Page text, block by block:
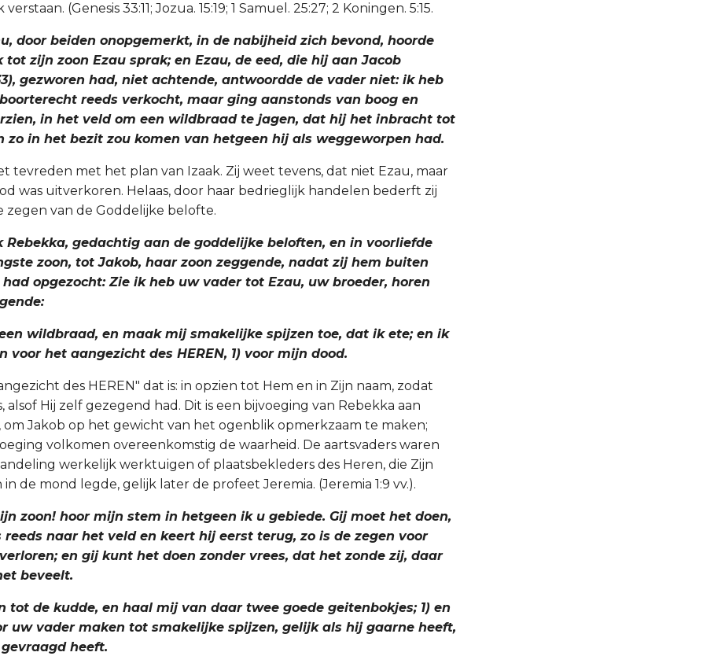
(Genesis 33:11; Jozua. 15:19; 1 Samuel. 25:27; 2 Koningen. 5:15.
door beiden onopgemerkt, in de nabijheid zich bevond, hoorde
tot zijn zoon Ezau sprak; en Ezau, de eed, die hij aan Jacob
gezworen had, niet achtende, antwoordde de vader niet: ik heb
reeds verkocht, maar ging aanstonds van boog en
in het veld om een wildbraad te jagen, dat hij het inbracht tot
zo in het bezit zou komen van hetgeen hij als weggeworpen had.
tevreden met het plan van Izaak. Zij weet tevens, dat niet Ezau, maar
was uitverkoren. Helaas, door haar bedrieglijk handelen bederft zij
zegen van de Goddelijke belofte.
Rebekka, gedachtig aan de goddelijke beloften, en in voorliefde
zoon, tot Jakob, haar zoon zeggende, nadat zij hem buiten
opgezocht: Zie ik heb uw vader tot Ezau, uw broeder, horen
wildbraad, en maak mij smakelijke spijzen toe, dat ik ete; en ik
voor het aangezicht des HEREN, 1) voor mijn dood.
des HEREN" dat is: in opzien tot Hem en in Zijn naam, zodat
alsof Hij zelf gezegend had. Dit is een bijvoeging van Rebekka aan
om Jakob op het gewicht van het ogenblik opmerkzaam te maken;
volkomen overeenkomstig de waarheid. De aartsvaders waren
werkelijk werktuigen of plaatsbekleders des Heren, die Zijn
de mond legde, gelijk later de profeet Jeremia. (Jeremia 1:9 vv.).
zoon! hoor mijn stem in hetgeen ik u gebiede. Gij moet het doen,
reeds naar het veld en keert hij eerst terug, zo is de zegen voor
en gij kunt het doen zonder vrees, dat het zonde zij, daar
beveelt.
tot de kudde, en haal mij van daar twee goede geitenbokjes; 1) en
uw vader maken tot smakelijke spijzen, gelijk als hij gaarne heeft,
heeft.